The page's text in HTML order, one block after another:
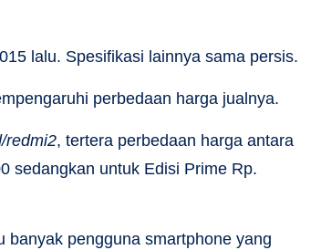
lalu. Spesifikasi lainnya sama persis.
perbedaan harga jualnya.
redmi2, tertera perbedaan harga antara
sedangkan untuk Edisi Prime Rp.
banyak pengguna smartphone yang